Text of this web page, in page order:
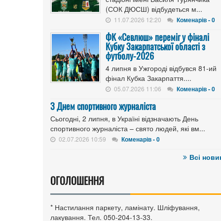
(СОК ДЮСШ) відбудеться м...
11.07.2026 12:20 Коменарів - 0
ФК «Севлюш» переміг у фіналі
Кубку Закарпатської області з
футболу-2026
4 липня в Ужгороді відбувся 81-ий
фінал Кубка Закарпаття....
05.07.2026 11:06 Коменарів - 0
З Днем спортивного журналіста
Сьогодні, 2 липня, в Україні відзначають День
спортивного журналіста – свято людей, які вм...
02.07.2026 10:59 Коменарів - 0
Всі
ОГОЛОШЕННЯ
* Настилання паркету, ламінату. Шліфування,
лакування. Тел. 050-204-13-33.